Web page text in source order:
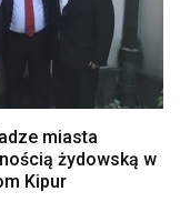
miasta
żydowską w
Kipur